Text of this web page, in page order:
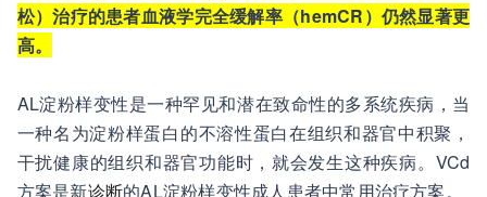
松）治疗的患者血液学完全缓解率（hemCR）仍然显著更
高。
AL淀粉样变性是一种罕见和潜在致命性的多系统疾病，当
一种名为淀粉样蛋白的不溶性蛋白在组织和器官中积聚，
干扰健康的组织和器官功能时，就会发生这种疾病。VCd
方案是新诊断的AL淀粉样变性成人患者中常用治疗方案。